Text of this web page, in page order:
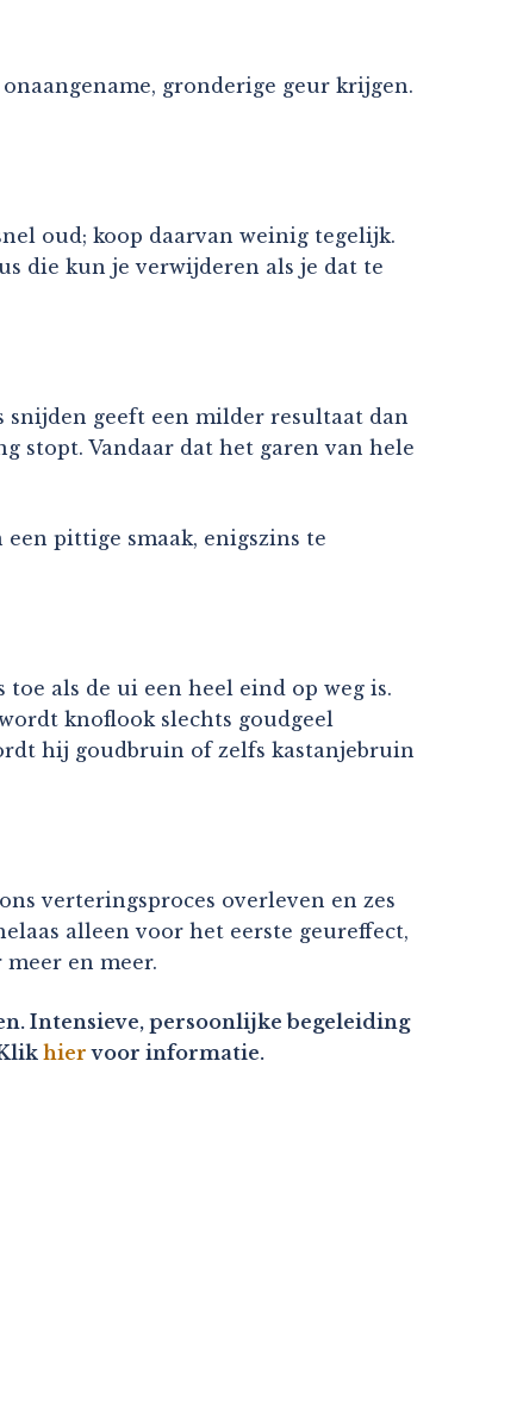
gronderige geur krijgen.
oud; koop daarvan weinig tegelijk.
die kun je verwijderen als je dat te
geeft een milder resultaat dan
stopt. Vandaar dat het garen van hele
pittige smaak, enigszins te
als de ui een heel eind op weg is.
knoflook slechts goudgeel
hij goudbruin of zelfs kastanjebruin
verteringsproces overleven en zes
alleen voor het eerste geureffect,
en meer.
Intensieve, persoonlijke begeleiding
hier voor informatie.